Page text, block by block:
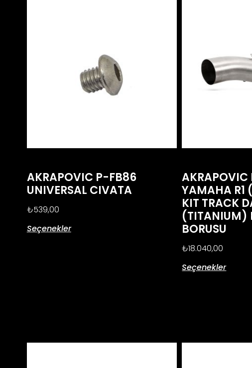
AKRAPOVIC P-FB86
UNIVERSAL CIVATA
₺539,00
Seçenekler
AKRAPOVIC
YAMAHA R1
KIT TRACK
(TITANIUM)
BORUSU
₺18.040,00
Seçenekler